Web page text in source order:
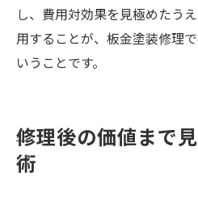
し、費用対効果を見極めたう
用することが、板金塗装修理
いうことです。
修理後の価値まで
術